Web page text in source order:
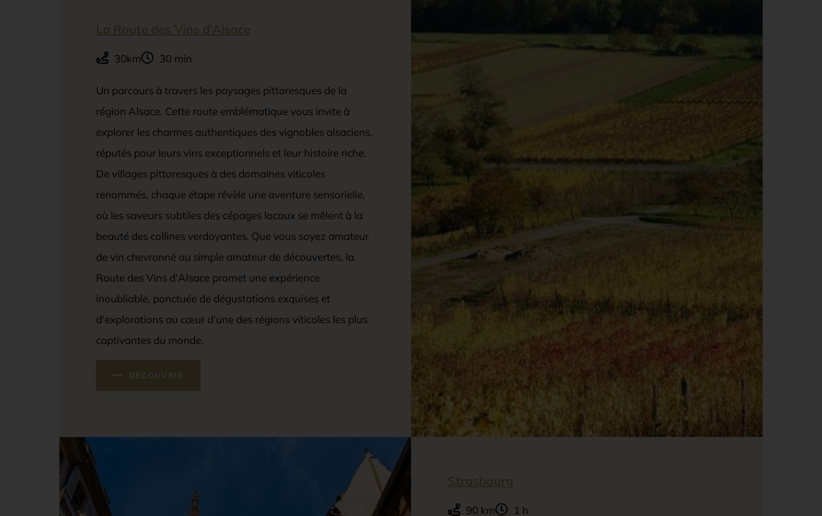
La Route des Vins d’Alsace
30km 30 min
Un parcours à travers les paysages pittoresques de la
région Alsace. Cette route emblématique vous invite à
explorer les charmes authentiques des vignobles alsaciens,
réputés pour leurs vins exceptionnels et leur histoire riche.
De villages pittoresques à des domaines viticoles
renommés, chaque étape révèle une aventure sensorielle,
où les saveurs subtiles des cépages locaux se mêlent à la
beauté des collines verdoyantes. Que vous soyez amateur
de vin chevronné ou simple amateur de découvertes, la
Route des Vins d'Alsace promet une expérience
inoubliable, ponctuée de dégustations exquises et
d'explorations au cœur d'une des régions viticoles les plus
captivantes du monde.
DÉCOUVRIR
Strasbourg
90 km 1 h